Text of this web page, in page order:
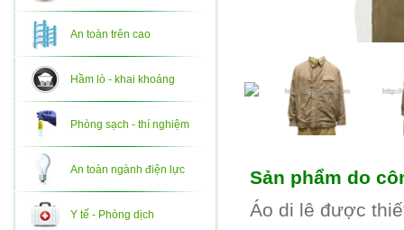
An toàn trên cao
Hầm lò - khai khoáng
Phòng sạch - thí nghiệm
An toàn ngành điện lực
Y tế - Phòng dịch
Sản phẩm do
Áo di lê được